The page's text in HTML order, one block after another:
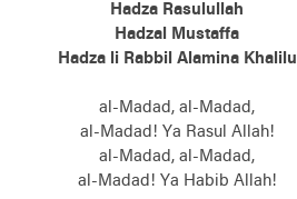
Hadza Rasulullah
Hadzal Mustaffa
Hadza li Rabbil Alamina Khalilu
al-Madad, al-Madad,
al-Madad! Ya Rasul Allah!
al-Madad, al-Madad,
al-Madad! Ya Habib Allah!